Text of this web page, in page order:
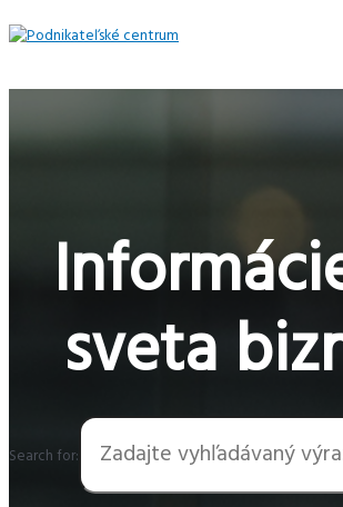
Preskočiť
na
Menu
sveta
Search for: